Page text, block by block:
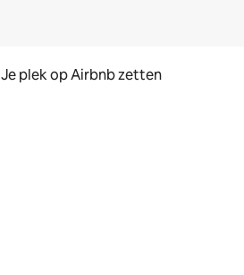
Je plek op Airbnb zetten